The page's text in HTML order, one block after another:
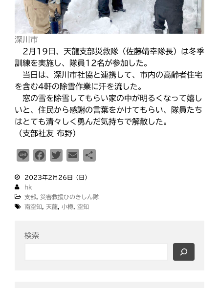
深川市
2月19日、天龍支部災救隊（佐藤靖幸隊長）は冬季
訓練を実施し、隊員12名が参加した。
当日は、深川市社協と連携して、市内の高齢者住宅
を含む4軒の除雪作業に汗を流した。
窓の雪を除雪してもらい家の中が明るくなって嬉し
いと、住民から感謝の言葉をかけてもらい、隊員たち
はとても清々しく勇んだ気持ちで解散した。
（支部社友 布野）
n
e
c
e
b
i
t
t
a
i
l
2023年2月26日（日）
hk
支部
災害救援ひのきしん隊
南空知
天龍 小樽 空知
検索